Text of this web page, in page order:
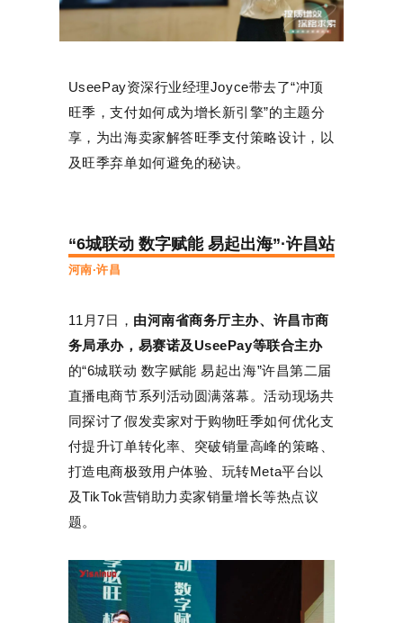
UseePay资深行业经理Joyce带去了“冲顶
旺季，支付如何成为增长新引擎”的主题分
享，为出海卖家解答旺季支付策略设计，以
及旺季弃单如何避免的秘诀。
“6城联动 数字赋能 易起出海”·许昌站
河南·许昌
11月7日， 由河南省商务厅主办、许昌市商
务局承办，易赛诺及UseePay等联合主办
的“6城联动 数字赋能 易起出海”许昌第二届
直播电商节系列活动圆满落幕。活动现场共
同探讨了假发卖家对于购物旺季如何优化支
付提升订单转化率、突破销量高峰的策略、
打造电商极致用户体验、玩转Meta平台以
及TikTok营销助力卖家销量增长等热点议
题。